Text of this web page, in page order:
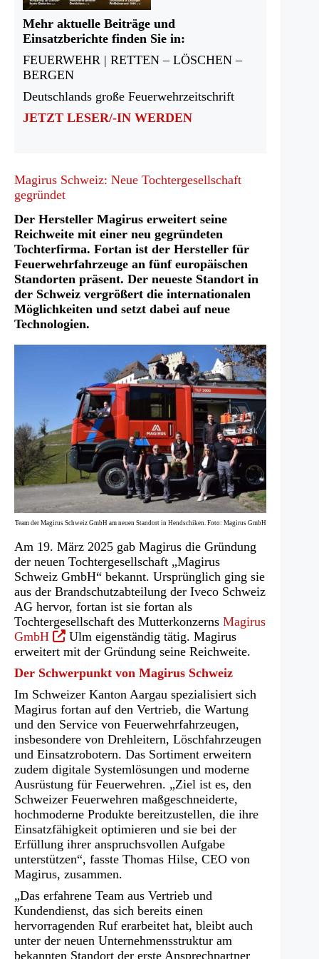
Mehr aktuelle Beiträge und
Einsatzberichte finden Sie in:
FEUERWEHR | RETTEN – LÖSCHEN –
BERGEN
Deutschlands große Feuerwehrzeitschrift
JETZT LESER/-IN WERDEN
Magirus Schweiz: Neue Tochtergesellschaft
gegründet
Der Hersteller Magirus erweitert seine
Reichweite mit einer neu gegründeten
Tochterfirma. Fortan ist der Hersteller für
Feuerwehrfahrzeuge an fünf europäischen
Standorten präsent. Der neueste Standort in
der Schweiz vergrößert die internationalen
Möglichkeiten und setzt dabei auf neue
Technologien.
Team der Magirus Schweiz GmbH am neuen Standort in Hendschiken. Foto: Magirus GmbH
Am 19. März 2025 gab Magirus die Gründung
der neuen Tochtergesellschaft „Magirus
Schweiz GmbH“ bekannt. Ursprünglich ging sie
aus der Brandschutzabteilung der Iveco Schweiz
AG hervor, fortan ist sie fortan als
Tochtergesellschaft des Mutterkonzerns Magirus
GmbH(Öffnet
in
einem
neuen
Tab)
Ulm eigenständig tätig. Magirus
erweitert mit der Gründung seine Reichweite.
Der Schwerpunkt von Magirus Schweiz
Im Schweizer Kanton Aargau spezialisiert sich
Magirus fortan auf den Vertrieb, die Wartung
und den Service von Feuerwehrfahrzeugen,
insbesondere von Drehleitern, Löschfahrzeugen
und Einsatzrobotern. Das Sortiment erweitern
zudem digitale Systemlösungen und moderne
Ausrüstung für Feuerwehren. „Ziel ist es, den
Schweizer Feuerwehren maßgeschneiderte,
hochmoderne Produkte bereitzustellen, die ihre
Einsatzfähigkeit optimieren und sie bei der
Erfüllung ihrer anspruchsvollen Aufgabe
unterstützen“, fasste Thomas Hilse, CEO von
Magirus, zusammen.
„Das erfahrene Team aus Vertrieb und
Kundendienst, das sich bereits einen
hervorragenden Ruf erarbeitet hat, bleibt auch
unter der neuen Unternehmensstruktur am
bekannten Standort der erste Ansprechpartner